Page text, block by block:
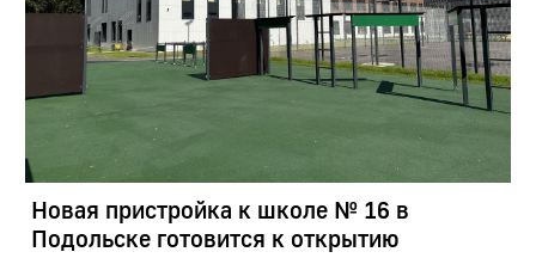
Новая пристройка к школе № 16 в
Подольске готовится к открытию